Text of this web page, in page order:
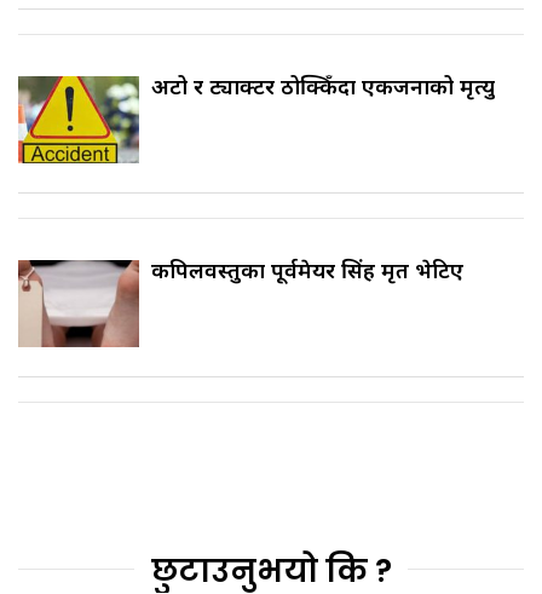
अटो र ट्याक्टर ठोक्किँदा एकजनाको मृत्यु
कपिलवस्तुका पूर्वमेयर सिंह मृत भेटिए
छुटाउनुभयो कि ?